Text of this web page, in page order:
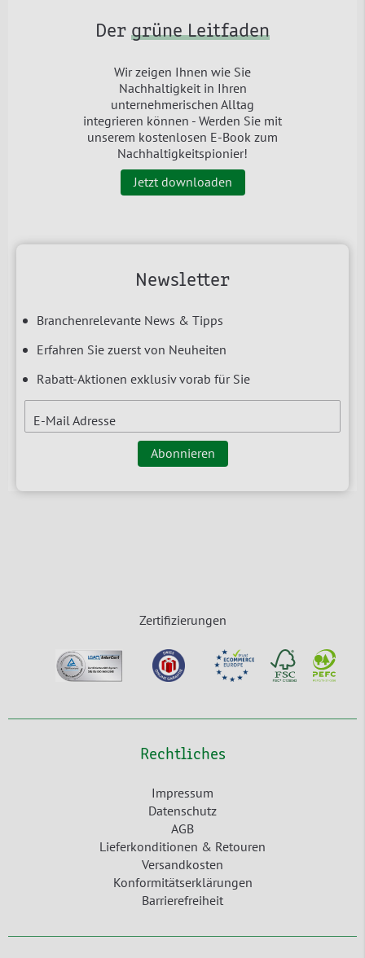
Newsletter
Branchenrelevante News & Tipps
Erfahren Sie zuerst von Neuheiten
Rabatt-Aktionen exklusiv vorab für Sie
E-Mail Adresse
Abonnieren
Der grüne Leitfaden
Wir zeigen Ihnen wie Sie
Nachhaltigkeit in Ihren
unternehmerischen Alltag
integrieren können - Werden Sie mit
unserem kostenlosen E-Book zum
Nachhaltigkeitspionier!
Jetzt downloaden
Zertifizierungen
Rechtliches
Impressum
Datenschutz
AGB
Lieferkonditionen & Retouren
Versandkosten
Konformitätserklärungen
Barrierefreiheit